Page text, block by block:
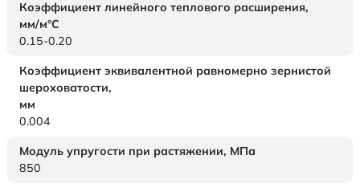
Коэффициент линейного теплового расширения,
мм/м°С
0.15-0.20
Коэффициент эквивалентной равномерно зернистой
шероховатости,
мм
0.004
Модуль упругости при растяжении, МПа
850